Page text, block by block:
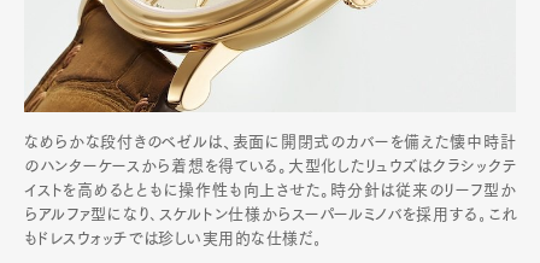
なめらかな段付きのベゼルは、表面に開閉式のカバーを備えた懐中時計
のハンターケースから着想を得ている。大型化したリュウズはクラシックテ
イストを高めるとともに操作性も向上させた。時分針は従来のリーフ型か
らアルファ型になり､スケルトン仕様からスーパールミノバを採用する｡これ
もドレスウォッチでは珍しい実用的な仕様だ｡